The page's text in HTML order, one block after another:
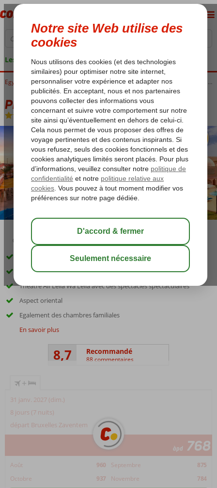
Les garanties de vacances
Egypte Mer Rouge Hurghada Hurghada-Ville Pickalbatros Alf Leila Wa Leila
Pickalbatros Alf Leila Wa Leila
All Inclusive-Hôtel
04:50 sauver
Excellent rapport qualité/prix
Parc aquatique fantastique
Théâtre Alf Leila Wa Leila avec des spectacles spectaculaires
Aspect oriental
Egalement des chambres familiales
En savoir plus
8,7 Recommandé
88 commentaires
+
31 janv. 2027 (dim.)
8 jours (7 nuits)
départ Bruxelles Zaventem
àpd 768
Août 960 Septembre
875
Octobre
937 Novembre 784